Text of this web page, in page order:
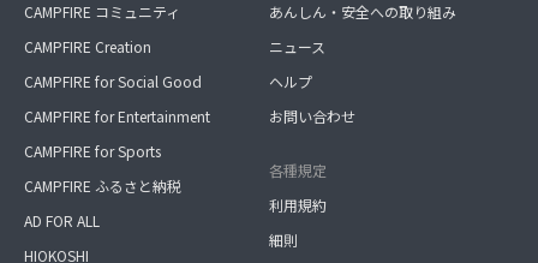
CAMPFIRE コミュニティ
CAMPFIRE Creation
CAMPFIRE for Social Good
CAMPFIRE for Entertainment
CAMPFIRE for Sports
CAMPFIRE ふるさと納税
AD FOR ALL
HIOKOSHI
あんしん・安全への取り組み
ニュース
ヘルプ
お問い合わせ
各種規定
利用規約
細則